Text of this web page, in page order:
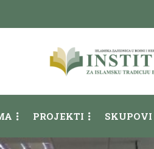
PROJEKTI SKUPOVI